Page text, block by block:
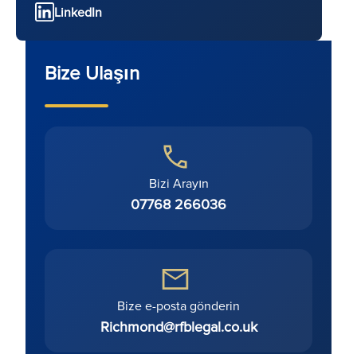
LinkedIn
Bize Ulaşın
Bizi Arayın
07768 266036
Bize e-posta gönderin
Richmond@rfblegal.co.uk